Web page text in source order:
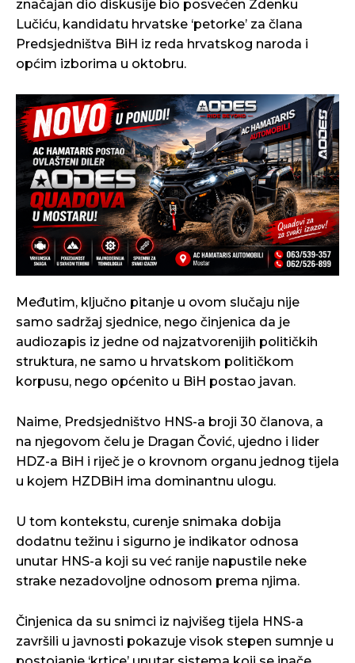
značajan dio diskusije bio posvećen Zdenku
Lučiću, kandidatu hrvatske ‘petorke’ za člana
Predsjedništva BiH iz reda hrvatskog naroda i
općim izborima u oktobru.
Međutim, ključno pitanje u ovom slučaju nije
samo sadržaj sjednice, nego činjenica da je
audiozapis iz jedne od najzatvorenijih političkih
struktura, ne samo u hrvatskom političkom
korpusu, nego općenito u BiH postao javan.
Naime, Predsjedništvo HNS-a broji 30 članova, a
na njegovom čelu je Dragan Čović, ujedno i lider
HDZ-a BiH i riječ je o krovnom organu jednog tijela
u kojem HZDBiH ima dominantnu ulogu.
U tom kontekstu, curenje snimaka dobija
dodatnu težinu i sigurno je indikator odnosa
unutar HNS-a koji su već ranije napustile neke
strake nezadovoljne odnosom prema njima.
Činjenica da su snimci iz najvišeg tijela HNS-a
završili u javnosti pokazuje visok stepen sumnje u